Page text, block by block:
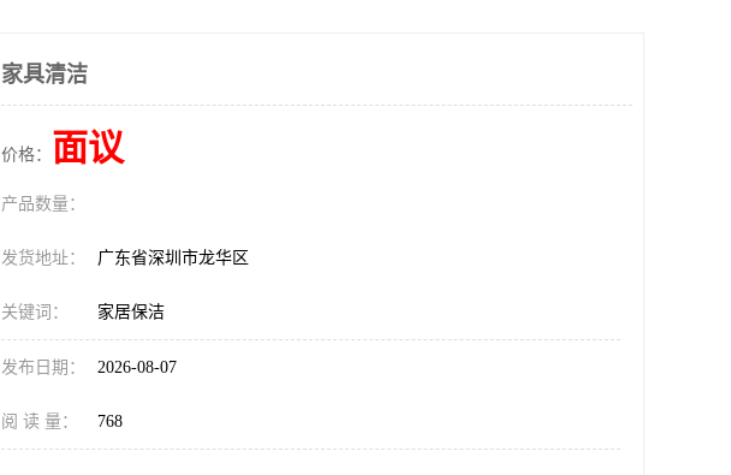
家具清洁
价格： 面议
产品数量：
发货地址： 广东省深圳市龙华区
关键词： 家居保洁
发布日期： 2026-08-07
阅 读 量： 768